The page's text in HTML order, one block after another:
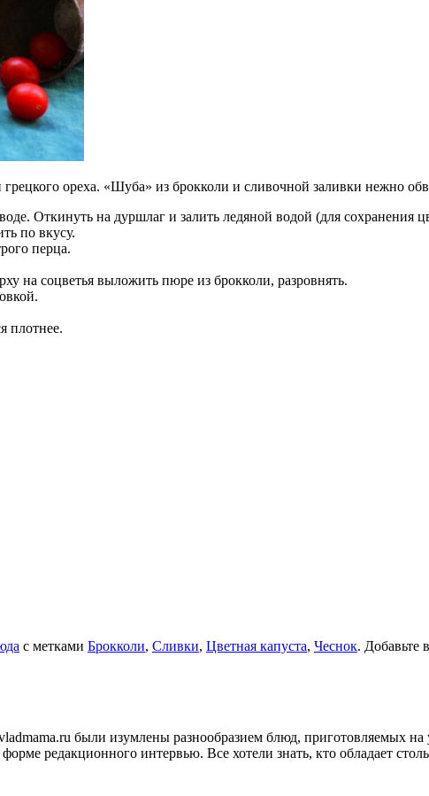
грецкого ореха. «Шуба» из брокколи и сливочной заливки нежно
Откинуть на дуршлаг и залить ледяной водой (для сохранения
по вкусу.
перца.
на соцветья выложить пюре из брокколи, разровнять.
плотнее.
с метками Брокколи, Сливки, Цветная капуста, Чеснок. Добавьте
были изумлены разнообразием блюд, приготовляемых
редакционного интервью. Все хотели знать, кто обладает